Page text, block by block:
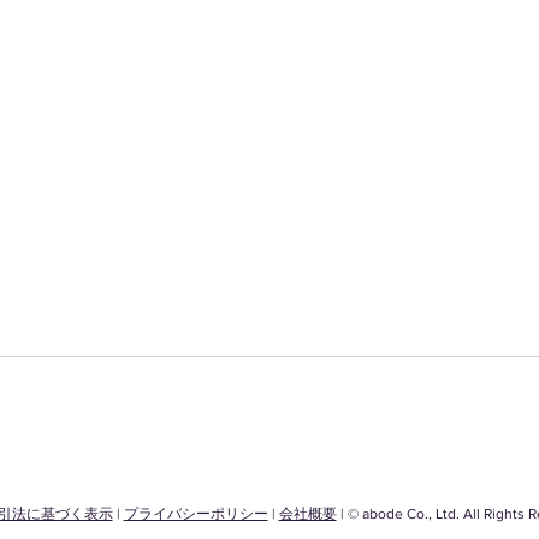
法に基づく表示| プライバシーポリシー | 会社概要| © abode Co., Ltd. All Rights